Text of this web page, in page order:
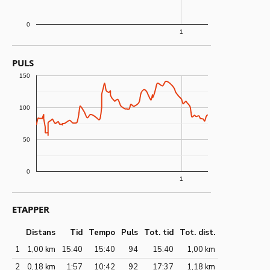
1
0
PULS
1
0
50
100
150
ETAPPER
Distans Tid Tempo Puls Tot. tid
Tot. dist.
1
1,00 km 15:40 15:40 94 15:40
1,00 km
2
0,18 km 1:57 10:42 92 17:37 1,18 km